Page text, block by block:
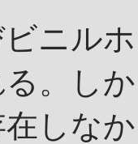
ニル
。し
しな